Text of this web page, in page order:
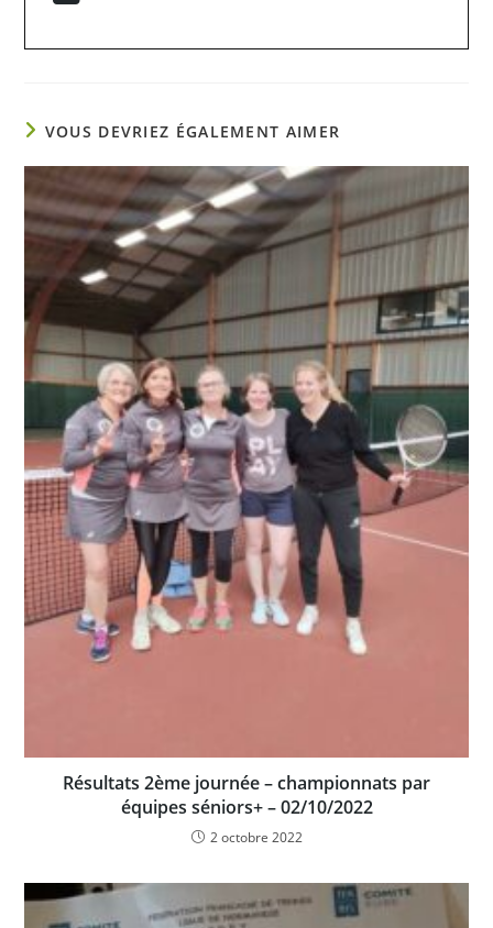
VOUS DEVRIEZ ÉGALEMENT AIMER
Résultats 2ème journée – championnats par
équipes séniors+ – 02/10/2022
2 octobre 2022